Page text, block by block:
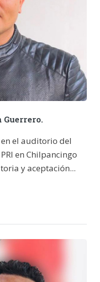
Guerrero.
el auditorio del
en Chilpancingo
y aceptación...